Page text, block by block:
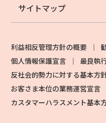
サイトマップ
利益相反管理方針の概要
個人情報保護宣言
最良執
反社会的勢力に対する基本方
お客さま本位の業務運営宣言
カスタマーハラスメント基本